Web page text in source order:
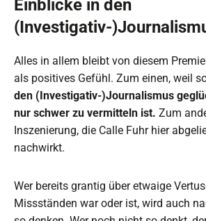
Einblicke in den
(Investigativ-
Alles in allem bleibt von diesem
als positives Gefühl. Zum einen, weil
den (Investigativ-)Journalismus
nur schwer zu vermitteln ist. Zum
Inszenierung, die Calle Fuhr hier
nachwirkt.
Wer bereits grantig über etwaige
Missständen war oder ist, wird auch